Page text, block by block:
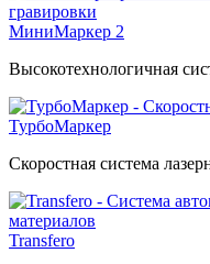
МиниМаркер 2
Высокотехнологичная
ТурбоМаркер
Скоростная система
Transfero